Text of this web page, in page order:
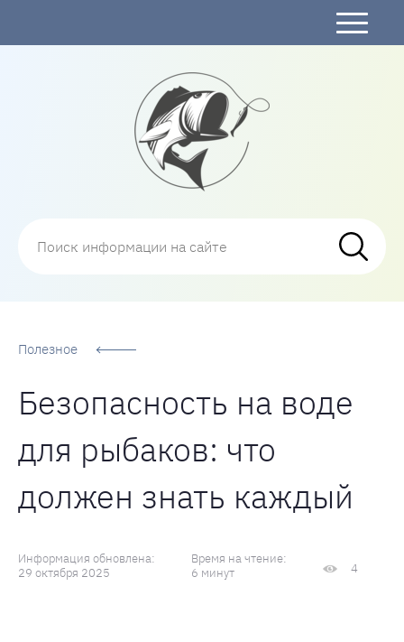
Полезное
Безопасность на воде
для рыбаков: что
должен знать каждый
Информация обновлена:
29 октября 2025
Время на чтение:
6 минут
4